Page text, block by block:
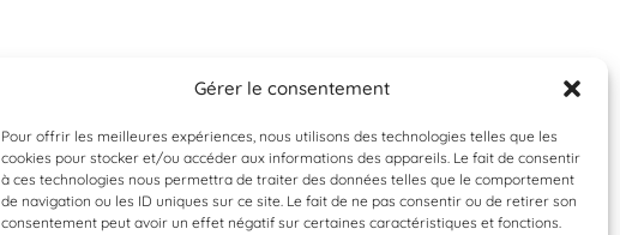
Gérer le consentement
Pour offrir les meilleures expériences, nous utilisons des technologies telles que les
cookies pour stocker et/ou accéder aux informations des appareils. Le fait de consentir
à ces technologies nous permettra de traiter des données telles que le comportement
de navigation ou les ID uniques sur ce site. Le fait de ne pas consentir ou de retirer son
consentement peut avoir un effet négatif sur certaines caractéristiques et fonctions.